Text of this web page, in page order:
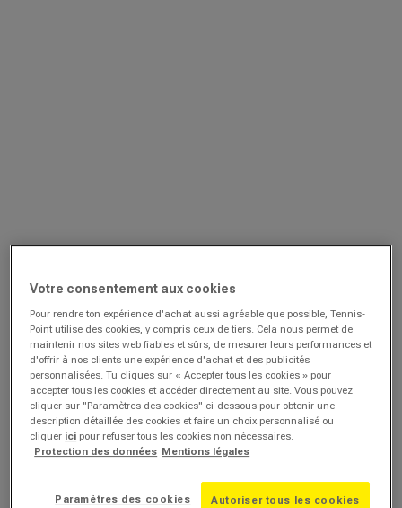
Votre consentement aux cookies
Pour rendre ton expérience d'achat aussi agréable que possible, Tennis-
Point utilise des cookies, y compris ceux de tiers. Cela nous permet de
maintenir nos sites web fiables et sûrs, de mesurer leurs performances et
d'offrir à nos clients une expérience d'achat et des publicités
personnalisées. Tu cliques sur « Accepter tous les cookies » pour
accepter tous les cookies et accéder directement au site. Vous pouvez
cliquer sur "Paramètres des cookies" ci-dessous pour obtenir une
description détaillée des cookies et faire un choix personnalisé ou
cliquer ici pour refuser tous les cookies non nécessaires.
Protection des données Mentions légales
Paramètres des cookies Autoriser tous les cookies